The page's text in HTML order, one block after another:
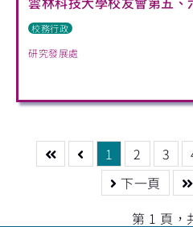
校務行政
研究發展處
1 2 3
下一頁
第 1 頁，